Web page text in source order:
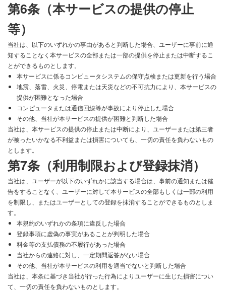
第6条（本サービスの提供の停止
等）
当社は、以下のいずれかの事由があると判断した場合、ユーザーに事前に通
知することなく本サービスの全部または一部の提供を停止または中断するこ
とができるものとします。
本サービスに係るコンピュータシステムの保守点検または更新を行う場合
地震、落雷、火災、停電または天災などの不可抗力により、本サービスの
提供が困難となった場合
コンピュータまたは通信回線等が事故により停止した場合
その他、当社が本サービスの提供が困難と判断した場合
当社は、本サービスの提供の停止または中断により、ユーザーまたは第三者
が被ったいかなる不利益または損害についても、一切の責任を負わないもの
とします。
第7条（利用制限および登録抹消）
当社は、ユーザーが以下のいずれかに該当する場合は、事前の通知または催
告をすることなく、ユーザーに対して本サービスの全部もしくは一部の利用
を制限し、またはユーザーとしての登録を抹消することができるものとしま
す。
本規約のいずれかの条項に違反した場合
登録事項に虚偽の事実があることが判明した場合
料金等の支払債務の不履行があった場合
当社からの連絡に対し、一定期間返答がない場合
その他、当社が本サービスの利用を適当でないと判断した場合
当社は、本条に基づき当社が行った行為によりユーザーに生じた損害につい
て、一切の責任を負わないものとします。